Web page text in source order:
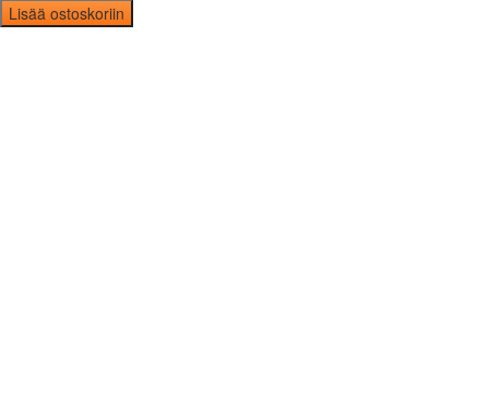
Lisää ostoskoriin